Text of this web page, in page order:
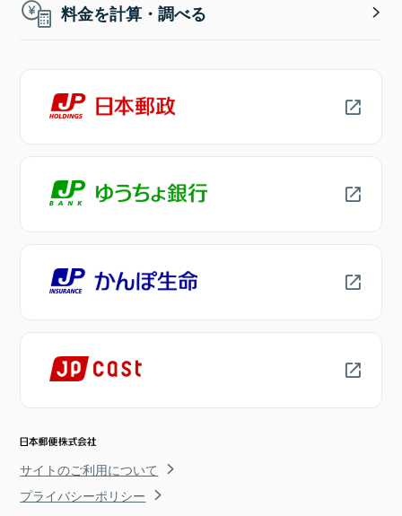
料金を計算・調べる
サイトのご利用について
プライバシーポリシー